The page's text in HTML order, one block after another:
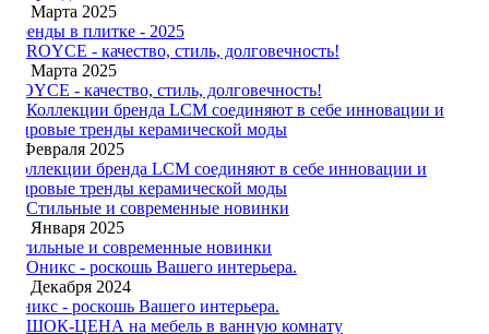
24 Марта 2025
Тренды в плитке - 2025
13 Марта 2025
ROYCE - качество, стиль, долговечность!
3 Февраля 2025
Коллекции бренда LCM соединяют в себе инновации и
мировые тренды керамической моды
20 Января 2025
Стильные и современные новинки
20 Декабря 2024
Оникс - роскошь Вашего интерьера.